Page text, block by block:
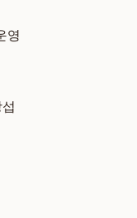
영